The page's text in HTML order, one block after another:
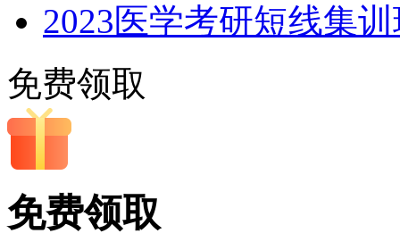
2023医学考研短线集
免费领取
免费领取